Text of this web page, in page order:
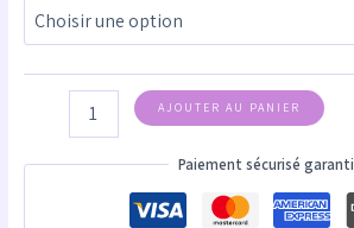
AJOUTER AU PANIER
Paiement sécurisé garanti